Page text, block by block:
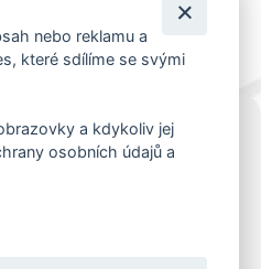
A SKLAD
nebo reklamu a
které sdílíme se svými
a kdykoliv jej
osobních údajů a